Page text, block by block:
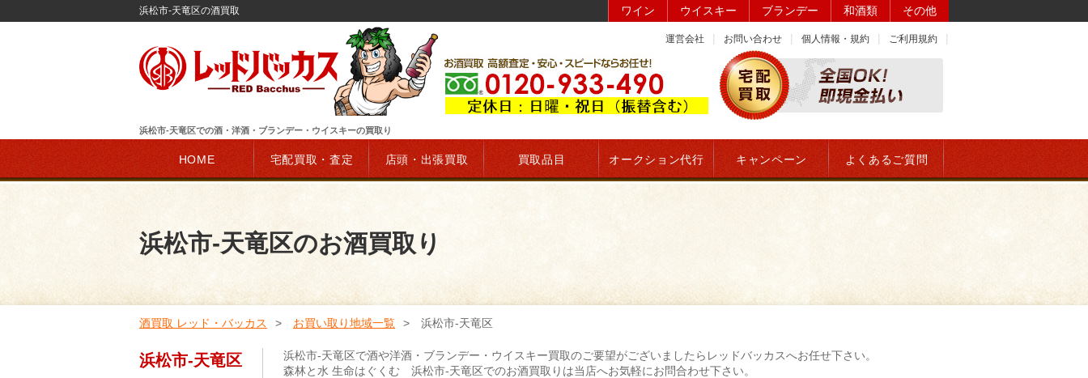
浜松市-天竜区の酒買取 ワイン ウイスキー ブランデー 和酒類 その他
運営会社 お問い合わせ 個人情報・規約 ご利用規約
浜松市-天竜区での酒・洋酒・ブランデー・ウイスキーの買取り
HOME 宅配買取・査定 店頭・出張買取 買取品目 オークション代行 キャンペーン よくあるご質問
浜松市-天竜区のお酒買取り
酒買取 レッド・バッカス お買い取り地域一覧 浜松市-天竜区
浜松市-天竜区
浜松市-天竜区で酒や洋酒・ブランデー・ウイスキー買取のご要望がございましたらレッドバッカスへお任せ下さい。
森林と水 生命はぐくむ 浜松市-天竜区でのお酒買取りは当店へお気軽にお問合わせ下さい。